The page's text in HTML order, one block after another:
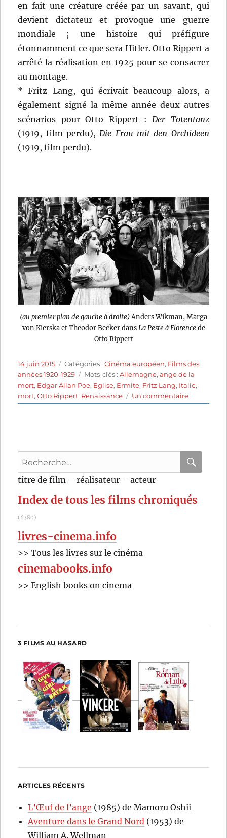
en fait une créature créée par un savant, qui
devient dictateur et provoque une guerre
mondiale ; une histoire qui préfigure
étonnamment ce que sera Hitler. Otto Rippert a
arrêté la réalisation en 1925 pour se consacrer
au montage.
* Fritz Lang, qui écrivait beaucoup alors, a
également signé la même année deux autres
scénarios pour Otto Rippert :Der Totentanz
(1919, film perdu),Die Frau mit den Orchideen
(1919, film perdu).
(au premier plan de gauche à droite)Anders Wikman, Marga
von Kierska et Theodor Becker dans La Peste à Florencede
Otto Rippert
Publié
le
14 juin 2015 Catégories
Catégories :Cinéma européen, Films des
années 1920-1929
Étiquettes
Mots-clés :Allemagne,ange de la
mort, Edgar Allan Poe, Eglise, Ermite, Fritz Lang, Italie,
mort,Otto Rippert, Renaissance Un commentairesur
La
de
Recherche
pour
:
titre de film – réalisateur – acteur
Index de tous les films chroniqués
(6380)
livres-cinema.info
>> Tous les livres sur le cinéma
cinemabooks.info
>> English books on cinema
3 FILMS AU HASARD
ARTICLES RÉCENTS
L’Œuf de l’ange (1985) de Mamoru Oshii
Aventure dans le Grand Nord (1953) de
William A. Wellman